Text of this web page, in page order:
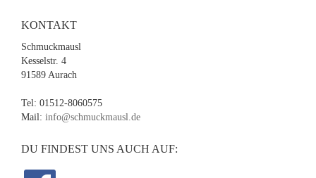
KONTAKT
Schmuckmausl
Kesselstr. 4
91589 Aurach
Tel: 01512-8060575
Mail: info@schmuckmausl.de
DU FINDEST UNS AUCH AUF: